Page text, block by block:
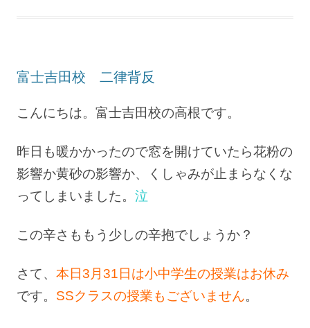
富士吉田校 二律背反
こんにちは。富士吉田校の高根です。
昨日も暖かかったので窓を開けていたら花粉の
影響か黄砂の影響か、くしゃみが止まらなくな
ってしまいました。 泣
この辛さももう少しの辛抱でしょうか？
さて、 本日3月31日は小中学生の授業はお休み
です。 SSクラスの授業もございません。